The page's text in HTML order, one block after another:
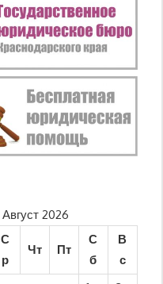
Август 2026
С
р
Чт Пт
С
б
В
с